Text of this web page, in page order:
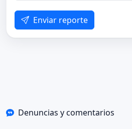
Enviar reporte
Denuncias y comentarios